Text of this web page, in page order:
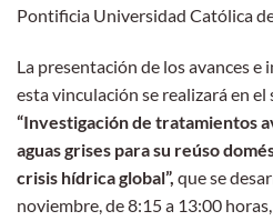
Pontificia Universidad Católica
La presentación de los avances
esta vinculación se realizará en
“Investigación de tratamientos
aguas grises para su reúso
crisis hídrica global”, que se
noviembre, de 8:15 a 13:00